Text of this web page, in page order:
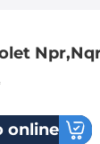
online